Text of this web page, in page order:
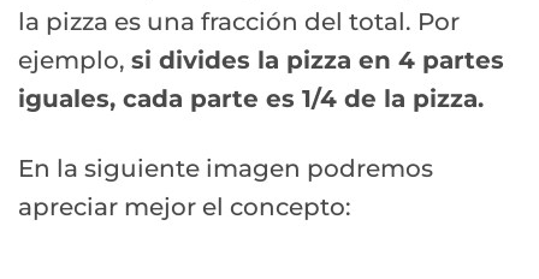
la pizza es una fracción del total. Por
ejemplo, si divides la pizza en 4 partes
iguales, cada parte es 1/4 de la pizza.
En la siguiente imagen podremos
apreciar mejor el concepto: